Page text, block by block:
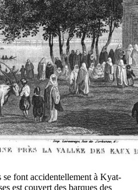
font accidentellement à Kyat-
est couvert des barques des